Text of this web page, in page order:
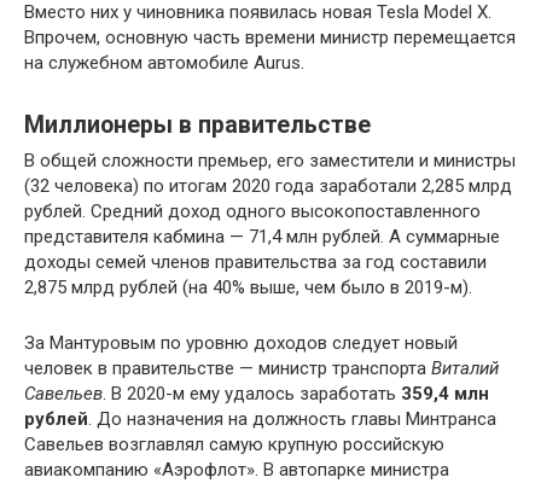
Вместо них у чиновника появилась новая Tesla Model X.
Впрочем, основную часть времени министр перемещается
на служебном автомобиле Aurus.
Миллионеры в правительстве
В общей сложности премьер, его заместители и министры
(32 человека) по итогам 2020 года заработали 2,285 млрд
рублей. Средний доход одного высокопоставленного
представителя кабмина — 71,4 млн рублей. А суммарные
доходы семей членов правительства за год составили
2,875 млрд рублей (на 40% выше, чем было в 2019-м).
За Мантуровым по уровню доходов следует новый
человек в правительстве — министр транспорта Виталий
Савельев. В 2020-м ему удалось заработать 359,4 млн
рублей. До назначения на должность главы Минтранса
Савельев возглавлял самую крупную российскую
авиакомпанию «Аэрофлот». В автопарке министра